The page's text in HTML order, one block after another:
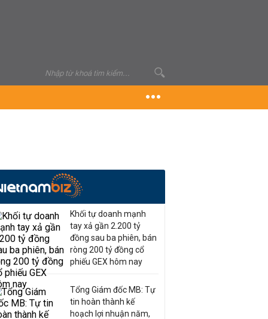
Khối tự doanh mạnh
tay xả gần 2.200 tỷ
đồng sau ba phiên, bán
ròng 200 tỷ đồng cổ
phiếu GEX hôm nay
Tổng Giám đốc MB: Tự
tin hoàn thành kế
hoạch lợi nhuận năm,